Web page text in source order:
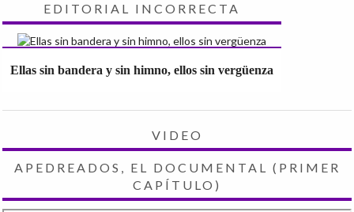
EDITORIAL INCORRECTA
Ellas sin bandera y sin himno, ellos sin vergüenza
VIDEO
APEDREADOS, EL DOCUMENTAL (PRIMER
CAPÍTULO)